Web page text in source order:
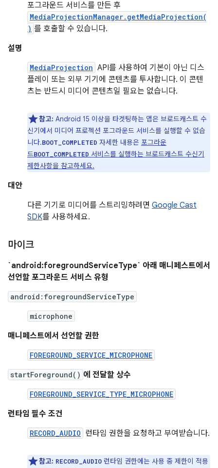
포그라운드 서비스를 만든 후
MediaProjectionManager.getMediaProjection(
) 를 호출할 수 있습니다.
설명
MediaProjection API를 사용하여 기본이 아닌 디스
플레이 또는 외부 기기에 콘텐츠를 투사합니다. 이 콘텐
츠는 반드시 미디어 콘텐츠일 필요는 없습니다.
참고: Android 15 이상을 타겟팅하는 앱은 브로드캐스트 수
신기에서 미디어 프로젝션 포그라운드 서비스를 실행할 수 없습
니다.BOOT_COMPLETED 자세한 내용은 포그라운
드BOOT_COMPLETED 서비스를 실행하는 브로드캐스트 수신기
제한사항을 참고하세요.
대안
다른 기기로 미디어를 스트리밍하려면 Google Cast
SDK를 사용하세요.
마이크
`android:foregroundServiceType` 아래 매니페스트에서
선언할 포그라운드 서비스 유형
android:foregroundServiceType
microphone
매니페스트에서 선언할 권한
FOREGROUND_SERVICE_MICROPHONE
startForeground() 에 전달할 상수
FOREGROUND_SERVICE_TYPE_MICROPHONE
런타임 필수 조건
RECORD_AUDIO 런타임 권한을 요청하고 부여받습니다.
참고: RECORD_AUDIO 런타임 권한에는 사용 중 제한이 적용